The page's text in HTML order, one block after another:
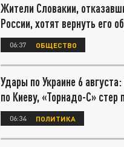
Жители Словакии,
России, хотят вернуть его
06:37 ОБЩЕСТВО
Удары по Украине 6
по Киеву, «Торнадо-С»
06:34 ПОЛИТИКА